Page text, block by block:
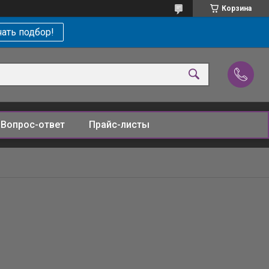
Корзина
подбор!
Вопрос-ответ Прайс-листы